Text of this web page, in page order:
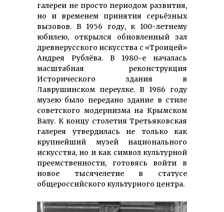
галереи не просто периодом развития,
но и временем принятия серьёзных
вызовов. В 1956 году, к 100-летнему
юбилею, открылся обновленный зал
древнерусского искусства с «Троицей»
Андрея Рублёва. В 1980-е началась
масштабная реконструкция
Исторического здания в
Лаврушинском переулке. В 1986 году
музею было передано здание в стиле
советского модернизма на Крымском
Валу. К концу столетия Третьяковская
галерея утвердилась не только как
крупнейший музей национального
искусства, но и как символ культурной
преемственности, готовясь войти в
новое тысячелетие в статусе
общероссийского культурного центра.